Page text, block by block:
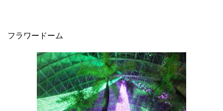
フラワードーム